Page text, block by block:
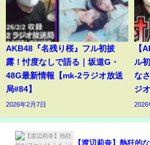
AKB48『名残り桜』フル初披
露！忖度なしで語る｜坂道G・
48G最新情報【mk-2ラジオ放送
局#84】
2026年2月7日
【
ル
な
ジ
2026
【渡辺莉奈】熱狂的